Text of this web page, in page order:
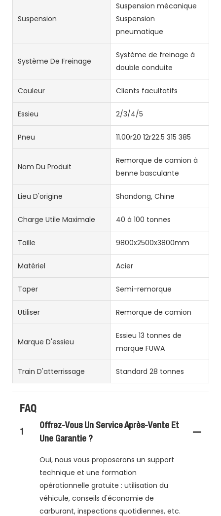
Suspension
Suspension mécanique
Suspension
pneumatique
Système De Freinage
Système de freinage à
double conduite
Couleur Clients facultatifs
Essieu 2/3/4/5
Pneu 11.00r20 12r22.5 315 385
Nom Du Produit
Remorque de camion à
benne basculante
Lieu D'origine Shandong, Chine
Charge Utile Maximale 40 à 100 tonnes
Taille 9800x2500x3800mm
Matériel Acier
Taper Semi-remorque
Utiliser Remorque de camion
Marque D'essieu
Essieu 13 tonnes de
marque FUWA
Train D'atterrissage Standard 28 tonnes
FAQ
1
Offrez-Vous Un Service Après-Vente Et
Une Garantie ?
Oui, nous vous proposerons un support
technique et une formation
opérationnelle gratuite : utilisation du
véhicule, conseils d'économie de
carburant, inspections quotidiennes, etc.